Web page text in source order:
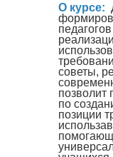
О курсе:
советы,
позволит
по
позиции